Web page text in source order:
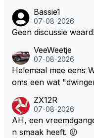
Monaco. Naar
en euro voor af mogen tikken. Wat
ddelpers en de RTL
uitermate belangrijke
Bassie1
07-08-2026
Geen discussie
VeeWeetje
07-08-2026
Helemaal mee eens Wim, Hij heeft net als
oms een wat
l bij Windsor op te
aces zijn dit leuke
ZX12R
07-08-2026
AH, een
n smaak heeft. 😜